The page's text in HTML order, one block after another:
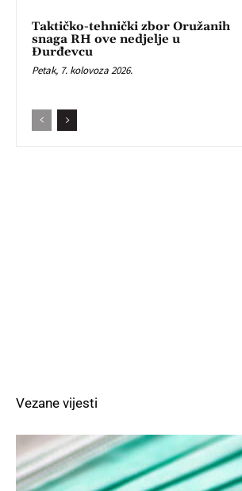
Taktičko-tehnički zbor Oružanih
snaga RH ove nedjelje u
Đurđevcu
Petak, 7. kolovoza 2026.
Vezane vijesti